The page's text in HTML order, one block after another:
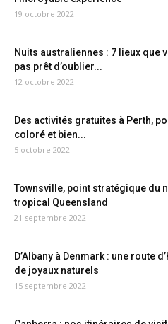
19 octobre 2022
Nuits australiennes : 7 lieux que
pas prêt d’oublier...
12 octobre 2022
Des activités gratuites à Perth,
coloré et bien...
5 octobre 2022
Townsville, point stratégique du
tropical Queensland
21 septembre 2022
D’Albany à Denmark : une route
de joyaux naturels
15 septembre 2022